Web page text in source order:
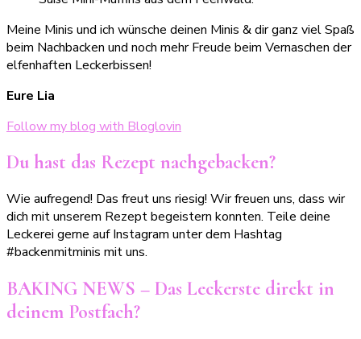
Meine Minis und ich wünsche deinen Minis & dir ganz viel Spaß
beim Nachbacken und noch mehr Freude beim Vernaschen der
elfenhaften Leckerbissen!
Eure Lia
Follow my blog with Bloglovin
Du hast das Rezept nachgebacken?
Wie aufregend! Das freut uns riesig! Wir freuen uns, dass wir
dich mit unserem Rezept begeistern konnten. Teile deine
Leckerei gerne auf Instagram unter dem Hashtag
#backenmitminis mit uns.
BAKING NEWS – Das Leckerste direkt in
deinem Postfach?